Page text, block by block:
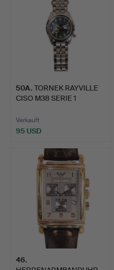
50A. TORNEK RAYVILLE
CISO M38 SERIE 1
Verkauft
95 USD
46.